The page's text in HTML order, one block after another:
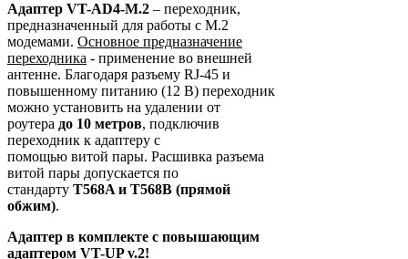
Адаптер VT-AD4-M.2 – переходник,
предназначенный для работы с M.2
модемами. Основное предназначение
переходника - применение во внешней
антенне. Благодаря разъему RJ-45 и
повышенному питанию (12 В) переходник
можно установить на удалении от
роутера до 10 метров, подключив
переходник к адаптеру с
помощью витой пары. Расшивка разъема
витой пары допускается по
стандарту T568A и T568В (прямой
обжим).
Адаптер в комплекте с повышающим
адаптером VT-UP v.2!